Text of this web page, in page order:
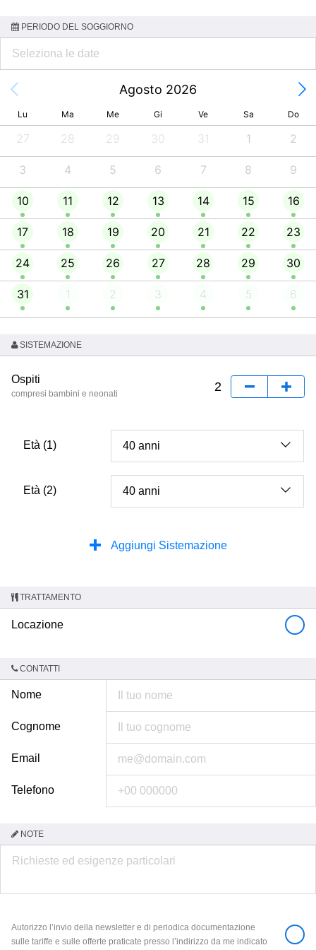
PERIODO DEL SOGGIORNO
Agosto 2026
Lu Ma Me Gi Ve Sa Do
27 28 29 30 31 1 2
3 4 5 6 7 8 9
10 11 12 13 14 15 16
17 18 19 20 21 22 23
24 25 26 27 28 29 30
31 1 2 3 4 5 6
SISTEMAZIONE
Ospiti
compresi bambini e neonati
Età (1)
Età (2)
Aggiungi Sistemazione
TRATTAMENTO
Locazione
CONTATTI
Nome
Cognome
Email
Telefono
NOTE
Autorizzo l’invio della newsletter e di periodica documentazione
sulle tariffe e sulle offerte praticate presso l’indirizzo da me indicato